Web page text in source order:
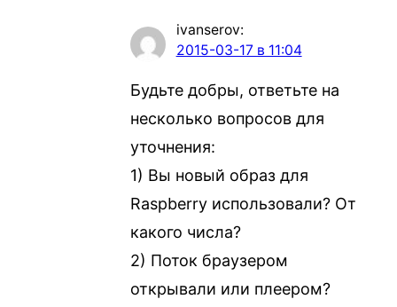
ivanserov:
2015-03-17 в 11:04
Будьте добры, ответьте на
несколько вопросов для
уточнения:
1) Вы новый образ для
Raspberry использовали? От
какого числа?
2) Поток браузером
открывали или плеером?